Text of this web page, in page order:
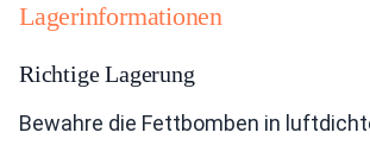
Lagerinformationen
Richtige Lagerung
Bewahre die Fettbomben in